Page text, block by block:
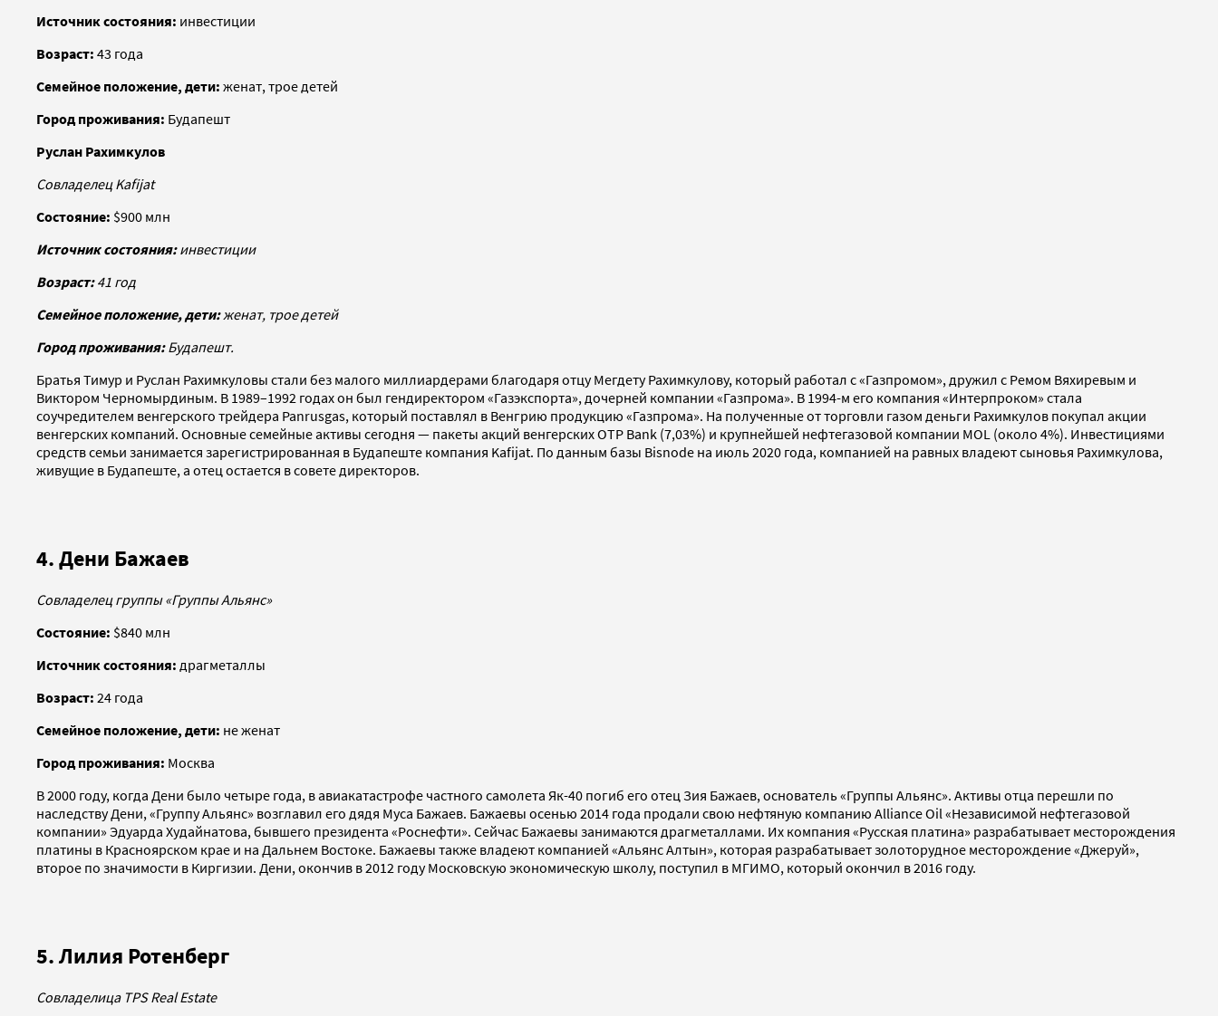
Источник состояния: инвестиции
Возраст: 43 года
Семейное положение, дети: женат, трое детей
Город проживания: Будапешт
Руслан Рахимкулов
Совладелец Kafijat
Состояние: $900 млн
Источник состояния:инвестиции
Возраст:41 год
Семейное положение, дети:женат, трое детей
Город проживания:Будапешт.
Братья Тимур и Руслан Рахимкуловы стали без малого миллиардерами благодаря отцу Мегдету Рахимкулову, который работал с «Газпромом», дружил с Ремом Вяхиревым и
Виктором Черномырдиным. В 1989–1992 годах он был гендиректором «Газэкспорта», дочерней компании «Газпрома». В 1994-м его компания «Интерпроком» стала
соучредителем венгерского трейдера Panrusgas, который поставлял в Венгрию продукцию «Газпрома». На полученные от торговли газом деньги Рахимкулов покупал акции
венгерских компаний. Основные семейные активы сегодня — пакеты акций венгерских OTP Bank (7,03%) и крупнейшей нефтегазовой компании MOL (около 4%). Инвестициями
средств семьи занимается зарегистрированная в Будапеште компания Kafijat. По данным базы Bisnode на июль 2020 года, компанией на равных владеют сыновья Рахимкулова,
живущие в Будапеште, а отец остается в совете директоров.
4. Дени Бажаев
Совладелец группы «Группы Альянс»
Состояние: $840 млн
Источник состояния: драгметаллы
Возраст: 24 года
Семейное положение, дети: не женат
Город проживания: Москва
В 2000 году, когда Дени было четыре года, в авиакатастрофе частного самолета Як-40 погиб его отец Зия Бажаев, основатель «Группы Альянс». Активы отца перешли по
наследству Дени, «Группу Альянс» возглавил его дядя Муса Бажаев. Бажаевы осенью 2014 года продали свою нефтяную компанию Alliance Oil «Независимой нефтегазовой
компании» Эдуарда Худайнатова, бывшего президента «Роснефти». Сейчас Бажаевы занимаются драгметаллами. Их компания «Русская платина» разрабатывает месторождения
платины в Красноярском крае и на Дальнем Востоке. Бажаевы также владеют компанией «Альянс Алтын», которая разрабатывает золоторудное месторождение «Джеруй»,
второе по значимости в Киргизии. Дени, окончив в 2012 году Московскую экономическую школу, поступил в МГИМО, который окончил в 2016 году.
5. Лилия Ротенберг
Совладелица TPS Real Estate